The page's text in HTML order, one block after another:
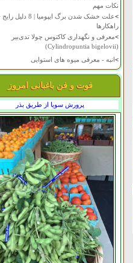
نکات مهم
>
علت خشک شدن برگ ایپومیا | 8 دلیل
راهکارها
>معرفی و نگهداری کاکتوس چولا تدی‌بیر
(Cylindropuntia bigelovii)
>انبه - معرفی میوه های استوایی
فوت و فن باغبانی امروز
پرورش سویا از طریق بذر